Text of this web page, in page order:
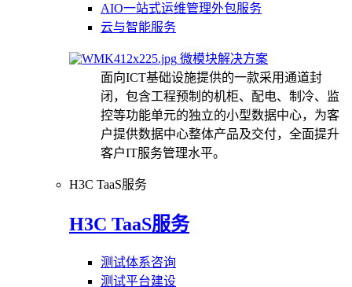
AIO一站式运维管理外包服务
云与智能服务
微模块解决方案
面向ICT基础设施提供的一款采用通道封
闭，包含工程预制的机柜、配电、制冷、监
控等功能单元的独立的小型数据中心，为客
户提供数据中心整体产品及交付，全面提升
客户IT服务管理水平。
H3C TaaS服务
H3C TaaS服务
测试体系咨询
测试平台建设